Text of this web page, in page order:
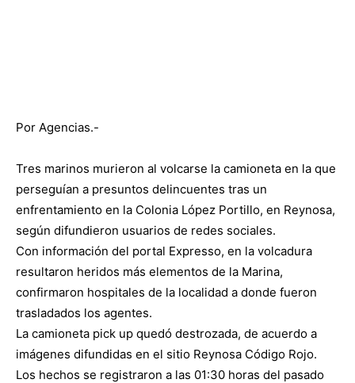
Por Agencias.-
Tres marinos murieron al volcarse la camioneta en la que
perseguían a presuntos delincuentes tras un
enfrentamiento en la Colonia López Portillo, en Reynosa,
según difundieron usuarios de redes sociales.
Con información del portal Expresso, en la volcadura
resultaron heridos más elementos de la Marina,
confirmaron hospitales de la localidad a donde fueron
trasladados los agentes.
La camioneta pick up quedó destrozada, de acuerdo a
imágenes difundidas en el sitio Reynosa Código Rojo.
Los hechos se registraron a las 01:30 horas del pasado